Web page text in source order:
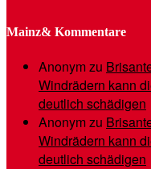
Mainz& Kommentare
Anonymzu
Windrädern kann
deutlich schädigen
Anonymzu
Windrädern kann
deutlich schädigen